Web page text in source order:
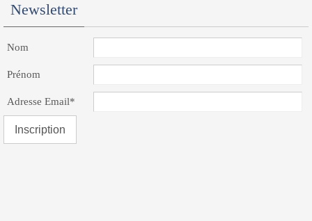
Newsletter
Nom
Prénom
Adresse Email*